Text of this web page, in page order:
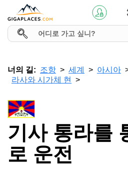
너의 길: 조항 세계 아시아
라사와 시가체 현
기사 통라를
로 운전